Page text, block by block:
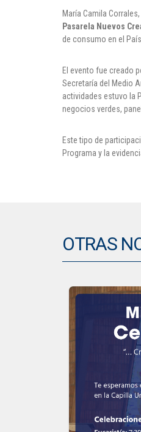
María Camila
Pasarela Nuevos
de consumo en el
El evento fue creado
Secretaría del Medio
actividades estuvo la
negocios verdes,
Este tipo de
Programa y la
OTRAS